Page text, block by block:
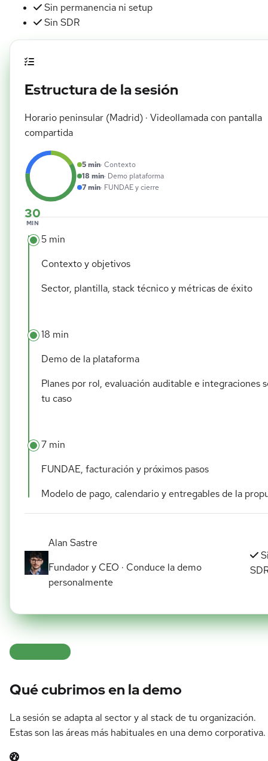
Sin permanencia ni setup
Sin SDR
Estructura de la sesión
Horario peninsular (Madrid) · Videollamada con pantalla
compartida
30
MIN
5 min· Contexto
18 min· Demo plataforma
7 min· FUNDAE y cierre
5 min
Contexto y objetivos
Sector, plantilla, stack técnico y métricas de éxito
18 min
Demo de la plataforma
Planes por rol, evaluación auditable e integraciones
tu caso
7 min
FUNDAE, facturación y próximos pasos
Modelo de pago, calendario y entregables de la
Alan Sastre
Fundador y CEO · Conduce la demo
personalmente
Qué cubrimos en la demo
La sesión se adapta al sector y al stack de tu organización.
Estas son las áreas más habituales en una demo corporativa.